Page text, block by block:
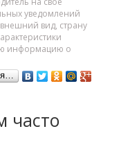
уведомлений
вид, страну
информацию о
часто